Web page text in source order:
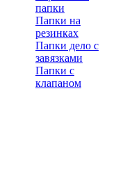
папки
Папки на
резинках
Папки дело с
завязками
Папки с
клапаном